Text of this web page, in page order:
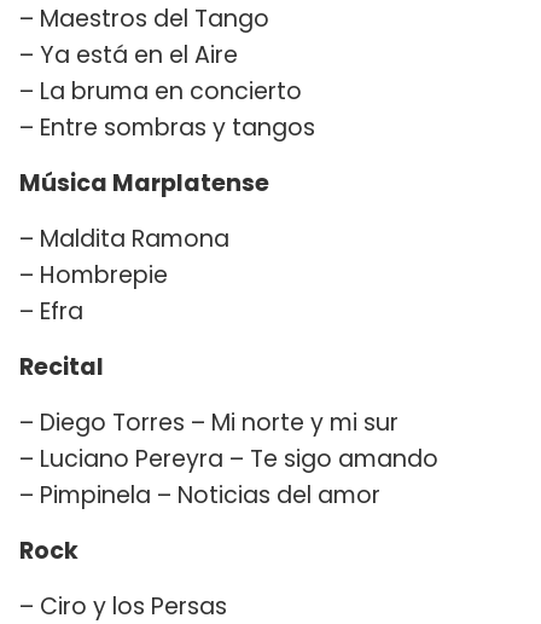
– Maestros del Tango
– Ya está en el Aire
– La bruma en concierto
– Entre sombras y tangos
Música Marplatense
– Maldita Ramona
– Hombrepie
– Efra
Recital
– Diego Torres – Mi norte y mi sur
– Luciano Pereyra – Te sigo amando
– Pimpinela – Noticias del amor
Rock
– Ciro y los Persas